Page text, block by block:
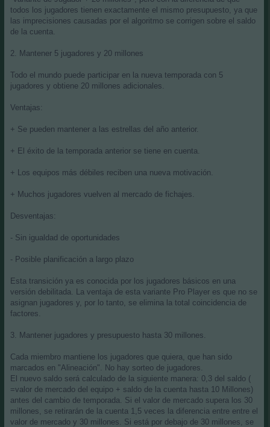
todos los jugadores tienen exactamente el mismo presupuesto, ya que
las imprecisiones causadas por el algoritmo se corrigen sobre el saldo
de la cuenta.
2. Mantener 5 jugadores y 20 millones
Todo el mundo puede participar en la nueva temporada con 5
jugadores y obtiene 20 millones adicionales.
Ventajas:
+ Se pueden mantener a las estrellas del año anterior.
+ El éxito de la temporada anterior se tiene en cuenta.
+ Los equipos más débiles reciben una nueva motivación.
+ Muchos jugadores vuelven al mercado de fichajes.
Desventajas:
- Sin igualdad de oportunidades
- Posible planificación a largo plazo
Esta transición ya es conocida por los jugadores básicos en una
versión debilitada. La ventaja de esta variante Pro Player es que no se
asignan jugadores y, por lo tanto, se elimina la total coincidencia de
factores.
3. Mantener jugadores y presupuesto hasta 30 millones.
Cada miembro mantiene los jugadores que quiera, que han sido
marcados en "Alineación". No hay sorteo de jugadores.
El nuevo saldo será calculado de la siguiente manera: 0,3 del saldo (
=valor de mercado del equipo + saldo de la cuenta hasta 10 Millones)
antes del cambio de temporada. Si el valor de mercado supera los 30
millones, se retirarán de la cuenta 1,5 veces la diferencia entre entre el
valor de mercado y 30 millones. Si está por debajo de 30 millones, se